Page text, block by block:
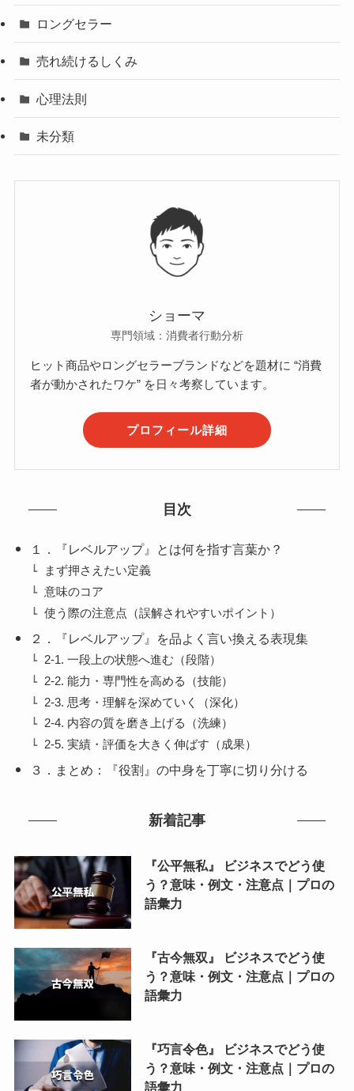
ロングセラー
売れ続けるしくみ
心理法則
未分類
ショーマ
専門領域：消費者行動分析
ヒット商品やロングセラーブランドなどを題材に “消費
者が動かされたワケ” を日々考察しています。
プロフィール詳細
目次
１．『レベルアップ』とは何を指す言葉か？
まず押さえたい定義
意味のコア
使う際の注意点（誤解されやすいポイント）
２．『レベルアップ』を品よく言い換える表現集
2-1. 一段上の状態へ進む（段階）
2-2. 能力・専門性を高める（技能）
2-3. 思考・理解を深めていく（深化）
2-4. 内容の質を磨き上げる（洗練）
2-5. 実績・評価を大きく伸ばす（成果）
３．まとめ：『役割』の中身を丁寧に切り分ける
新着記事
『公平無私』 ビジネスでどう使
う？意味・例文・注意点｜プロの
語彙力
『古今無双』 ビジネスでどう使
う？意味・例文・注意点｜プロの
語彙力
『巧言令色』 ビジネスでどう使
う？意味・例文・注意点｜プロの
語彙力